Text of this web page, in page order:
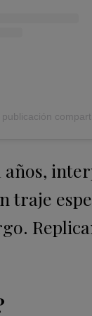
publicación
años,
traje